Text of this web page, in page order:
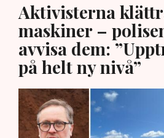
Aktivisterna
maskiner –
avvisa dem:
på helt ny nivå”